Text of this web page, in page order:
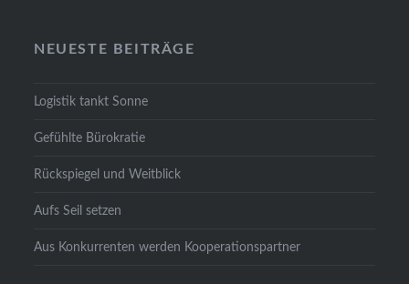
NEU­ES­TE BEI­TRÄ­GE
Logis­tik tankt Son­ne
Gefühl­te Büro­kra­tie
Rück­spie­gel und Weit­blick
Aufs Seil set­zen
Aus Kon­kur­ren­ten wer­den Koope­ra­ti­ons­part­ner